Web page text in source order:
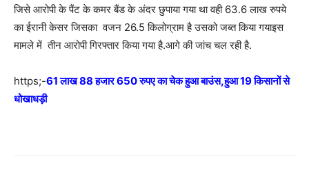
जिसे आरोपी के पैंट के कमर बैंड के अंदर छुपाया गया थावही 63.6 लाख रुपये
का ईरानी केसर जिसका वजन 26.5 किलोग्राम है उसको जब्त किया गयाइस
मामले में तीन आरोपी गिरफ्तार किया गया है.आगे की जांच चल रही है.
https;-61 लाख 88 हजार 650 रुपए का चेक हुआ बाउंस,हुआ 19 किसानों से
धोखाधड़ी